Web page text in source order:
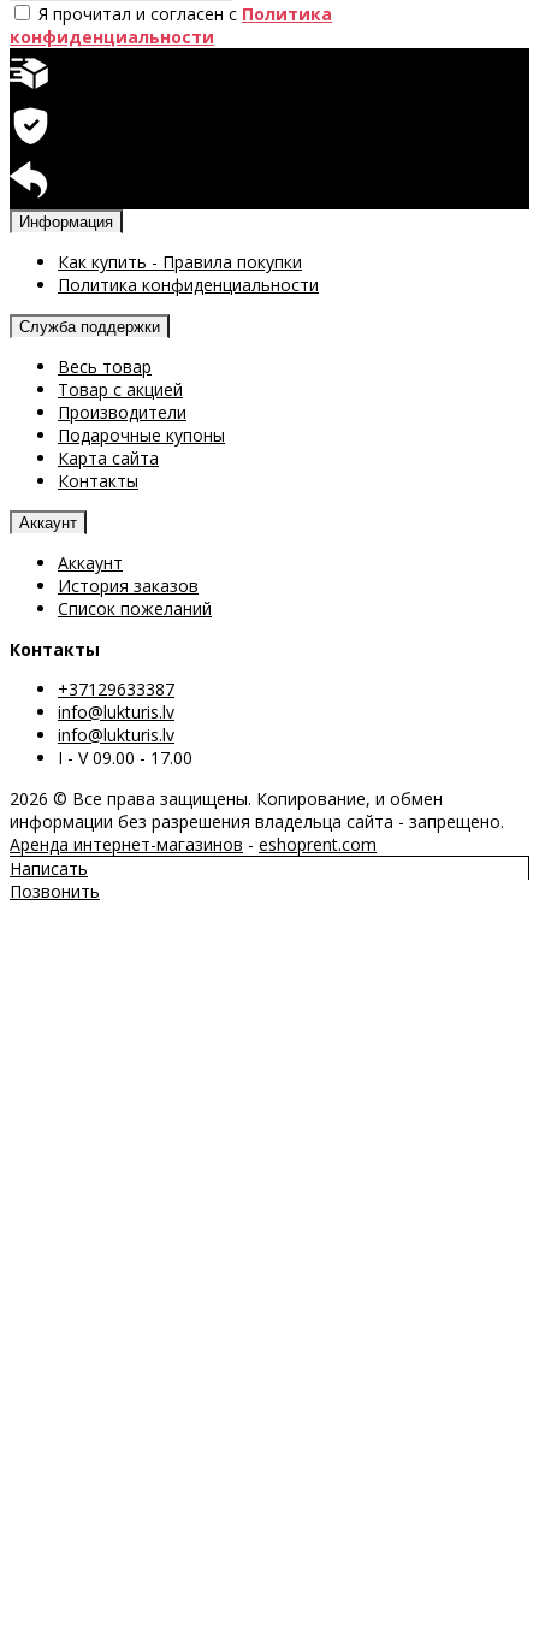
Я прочитал и согласен с Политика
конфиденциальности
Информация
Как купить - Правила покупки
Политика конфиденциальности
Служба поддержки
Весь товар
Товар с акцией
Производители
Подарочные купоны
Карта сайта
Контакты
Аккаунт
Аккаунт
История заказов
Список пожеланий
Контакты
+37129633387
info@lukturis.lv
info@lukturis.lv
I - V 09.00 - 17.00
2026 © Все права защищены. Копирование, и обмен
информации без разрешения владельца сайта - запрещено.
Аренда интернет-магазинов - eshoprent.com
Написать
Позвонить